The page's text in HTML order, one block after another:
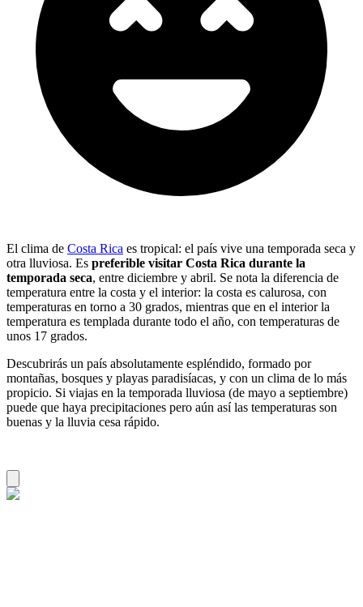
El clima de Costa Rica es tropical: el país vive una temporada seca y
otra lluviosa. Es preferible visitar Costa Rica durante la
temporada seca, entre diciembre y abril. Se nota la diferencia de
temperatura entre la costa y el interior: la costa es calurosa, con
temperaturas en torno a 30 grados, mientras que en el interior la
temperatura es templada durante todo el año, con temperaturas de
unos 17 grados.
Descubrirás un país absolutamente espléndido, formado por
montañas, bosques y playas paradisíacas, y con un clima de lo más
propicio. Si viajas en la temporada lluviosa (de mayo a septiembre)
puede que haya precipitaciones pero aún así las temperaturas son
buenas y la lluvia cesa rápido.